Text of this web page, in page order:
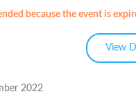
because the event is
2022